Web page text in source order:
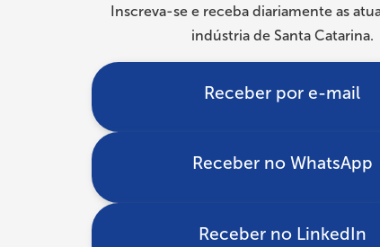
Inscreva-se e receba diariamente as
indústria de Santa Catarina.
Receber por e-mail
Receber no WhatsApp
Receber no LinkedIn